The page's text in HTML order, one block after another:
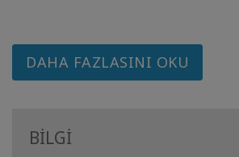
DAHA FAZLASINI OKU
BİLGİ